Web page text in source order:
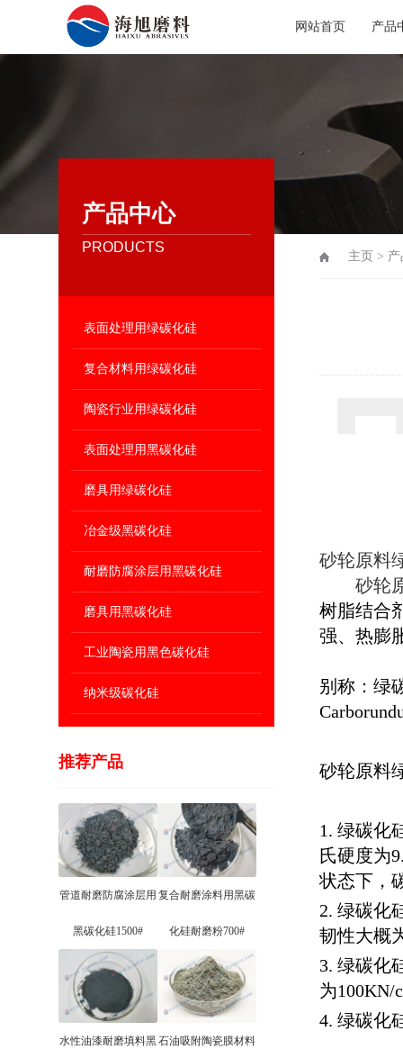
网站首页 产品
产品中心
PRODUCTS
表面处理用绿碳化硅
复合材料用绿碳化硅
陶瓷行业用绿碳化硅
表面处理用黑碳化硅
磨具用绿碳化硅
冶金级黑碳化硅
耐磨防腐涂层用黑碳化硅
磨具用黑碳化硅
工业陶瓷用黑色碳化硅
纳米级碳化硅
推荐产品
管道耐磨防腐涂层用
黑碳化硅1500#
复合耐磨涂料用黑碳
化硅耐磨粉700#
水性油漆耐磨填料黑石油吸附陶瓷膜材料
主页 >
砂轮原料
砂轮
树脂结合
强、热膨
别称：绿
砂轮原料
1. 绿碳化
氏硬度为
状态下，
2. 绿碳化
韧性大概
3. 绿碳化
为100KN/
4. 绿碳化